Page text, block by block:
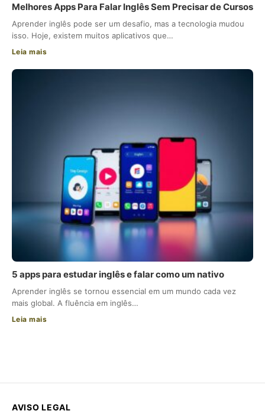
Melhores Apps Para Falar Inglês Sem Precisar de Cursos
Aprender inglês pode ser um desafio, mas a tecnologia mudou
isso. Hoje, existem muitos aplicativos que…
Leia mais
5 apps para estudar inglês e falar como um nativo
Aprender inglês se tornou essencial em um mundo cada vez
mais global. A fluência em inglês…
Leia mais
AVISO LEGAL